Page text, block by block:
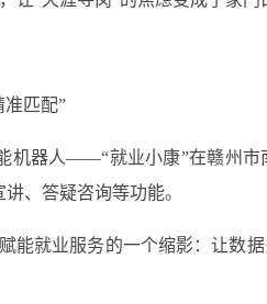
准匹配”
机器人——“就业小康”在赣州
、答疑咨询等功能。
能就业服务的一个缩影：让数